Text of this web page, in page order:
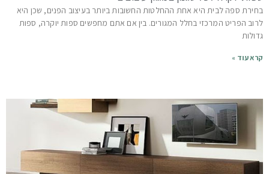
בחירת ספה לבית היא אחת ההחלטות החשובות ביותר בעיצוב הפנים, שכן היא
לרוב הפריט המרכזי בחלל המגורים. בין אם אתם מחפשים ספות יוקרה, ספות
גדולות
קרא עוד »